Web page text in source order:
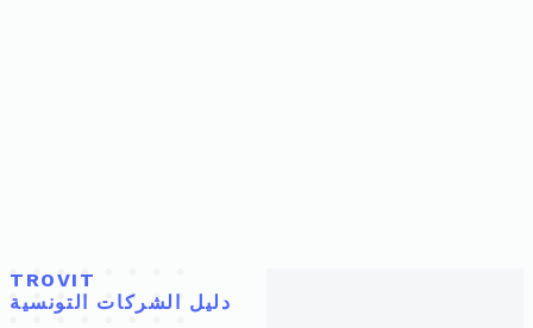
TROVIT
دليل الشركات التونسية